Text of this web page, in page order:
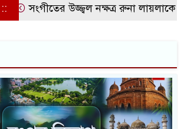
সংগীতের উজ্জ্বল নক্ষত্র রুনা লায়লাকে